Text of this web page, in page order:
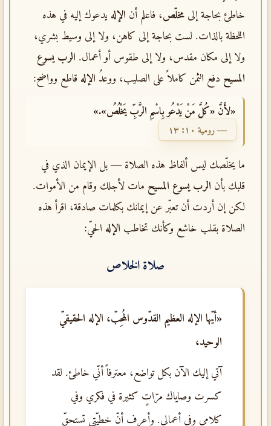
خاطئ بحاجة إلى مخلّص، فاعلم أن الإله يدعوك إليه في هذه
اللحظة بالذات. لست بحاجة إلى كاهن، ولا إلى وسيط بشري،
ولا إلى مكان مقدس، ولا إلى طقوس أو أعمال. الرب يسوع
المسيح دفع الثمن كاملاً على الصليب، ووعدُ الإله قاطع وواضح:
«لأَنَّ «كُلَّ مَنْ يَدْعُو بِاسْمِ الرَّبِّ يَخْلُصُ».»
— رومية ١٠: ١٣
ما يخلّصك ليس ألفاظ هذه الصلاة — بل الإيمان الذي في
قلبك بأن الرب يسوع المسيح مات لأجلك وقام من الأموات.
لكن إن أردت أن تعبّر عن إيمانك بكلمات صادقة، اقرأ هذه
الصلاة بقلب خاشع وكأنك تخاطب الإله الحيّ:
صلاة الخلاص
«أيّها الإله العظيم القدّوس المُحِبّ، الإله الحقيقيّ
الوحيد،
آتي إليك الآن بكل تواضع، معترفاً أنّي خاطئ. لقد
كسرت وصاياك مرّاتٍ كثيرة في فكري وفي
كلامي وفي أعمالي. وأعرف أنّ خطيّتي تستحقّ